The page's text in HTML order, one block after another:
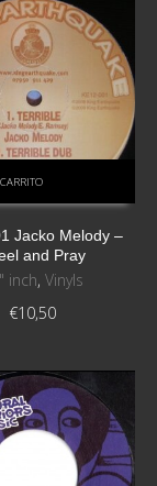
Jacko Melody –
and Pray
inch, Vinyls
€10,50